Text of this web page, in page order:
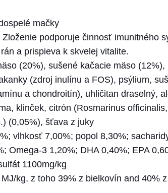
mačky
podporuje činnosť imunitného
a prispieva k skvelej vitalite.
(20%), sušené kačacie mäso (12%),
(zdroj inulínu a FOS), psýlium,
a chondroitín), uhličitan draselný,
klinček, citrón (Rosmarinus
(0,05%), šťava z juky
vlhkosť 7,00%; popol 8,30%;
Omega-3 1,20%; DHA 0,40%; EPA
1100mg/kg
kg, z toho 39% z bielkovín and 40%